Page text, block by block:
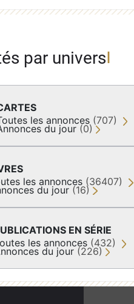
par univers
les annonces (707)
du jour (0)
les annonces (36407)
du jour (16)
EN SÉRIE
les annonces (432)
du jour (226)